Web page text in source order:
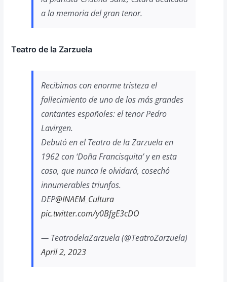
a la memoria del gran tenor.
Teatro de la Zarzuela
Recibimos con enorme tristeza el
fallecimiento de uno de los más grandes
cantantes españoles: el tenor Pedro
Lavirgen.
Debutó en el Teatro de la Zarzuela en
1962 con ‘Doña Francisquita’ y en esta
casa, que nunca le olvidará, cosechó
innumerables triunfos.
DEP@INAEM_Cultura
pic.twitter.com/y0BfgE3cDO
— TeatrodelaZarzuela (@TeatroZarzuela)
April 2, 2023